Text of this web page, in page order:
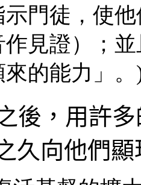
門徒，使
見證）；
的能力」。
後，用許
久向他們